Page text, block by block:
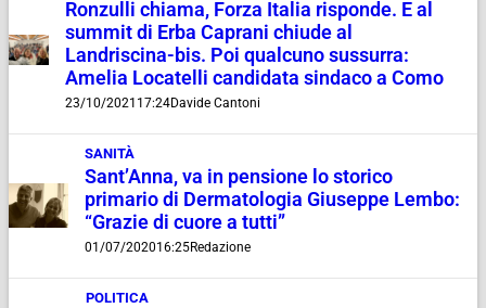
Ronzulli chiama, Forza Italia risponde. E al
summit di Erba Caprani chiude al
Landriscina-bis. Poi qualcuno sussurra:
Amelia Locatelli candidata sindaco a Como
23/10/2021 17:24Davide Cantoni
SANITÀ
Sant’Anna, va in pensione lo storico
primario di Dermatologia Giuseppe Lembo:
“Grazie di cuore a tutti”
01/07/202016:25Redazione
POLITICA